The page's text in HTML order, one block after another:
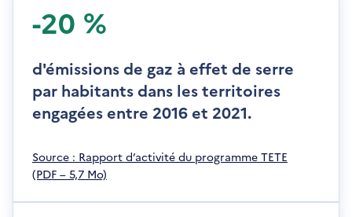
-20 %
d'émissions de gaz à effet de serre
par habitants dans les territoires
engagées entre 2016 et 2021.
S
'
u
Source : Rapport d’activité du programme TETE
(PDF – 5,7 Mo)